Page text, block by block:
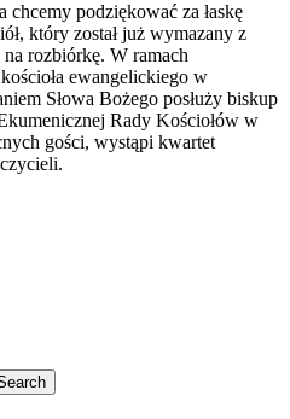
podziękować za łaskę
który został już wymazany z
rozbiórkę. W ramach
ewangelickiego w
Słowa Bożego posłuży biskup
Rady Kościołów w
gości, wystąpi kwartet